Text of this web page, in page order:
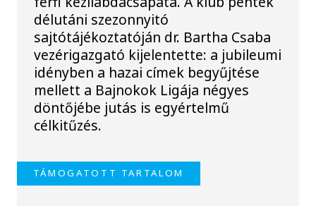
délutáni szezonnyitó
sajtótájékoztatóján dr. Bartha Csaba
vezérigazgató kijelentette: a jubileumi
idényben a hazai címek begyűjtése
mellett a Bajnokok Ligája négyes
döntőjébe jutás is egyértelmű
célkitűzés.
TÁMOGATOTT TARTALOM